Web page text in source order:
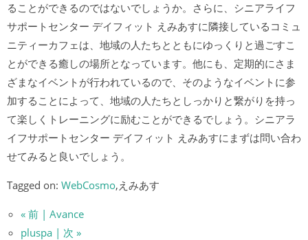
ることができるのではないでしょうか。さらに、シニアライフ
サポートセンター デイフィット えみあすに隣接しているコミュ
ニティーカフェは、地域の人たちとともにゆっくりと過ごすこ
とができる癒しの場所となっています。他にも、定期的にさま
ざまなイベントが行われているので、そのようなイベントに参
加することによって、地域の人たちとしっかりと繋がりを持っ
て楽しくトレーニングに励むことができるでしょう。シニアラ
イフサポートセンター デイフィット えみあすにまずは問い合わ
せてみると良いでしょう。
Tagged on: WebCosmo,えみあす
« 前 | Avance
pluspa | 次 »